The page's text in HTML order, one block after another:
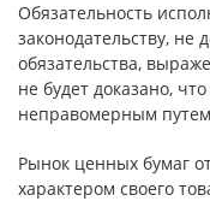
Обязательность
законодательству, не
обязательства,
не будет доказано,
неправомерным
Рынок ценных бумаг
характером своего